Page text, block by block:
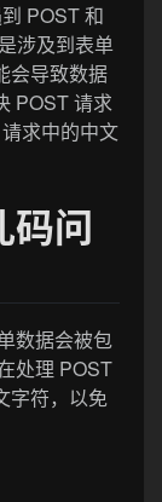
POST 和
涉及到表单
会导致数据
POST 请求
求中的中文
码问
数据会被包
处理 POST
字符，以免